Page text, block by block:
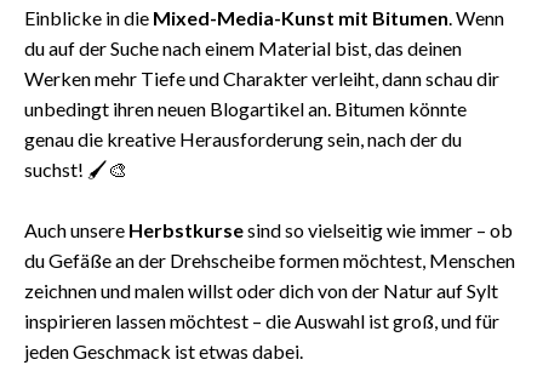
Einblicke in die Mixed-Media-Kunst mit Bitumen. Wenn
du auf der Suche nach einem Material bist, das deinen
Werken mehr Tiefe und Charakter verleiht, dann schau dir
unbedingt ihren neuen Blogartikel an. Bitumen könnte
genau die kreative Herausforderung sein, nach der du
suchst! 🖌️🎨
Auch unsere Herbstkursesind so vielseitig wie immer – ob
du Gefäße an der Drehscheibe formen möchtest, Menschen
zeichnen und malen willst oder dich von der Natur auf Sylt
inspirieren lassen möchtest – die Auswahl ist groß, und für
jeden Geschmack ist etwas dabei.